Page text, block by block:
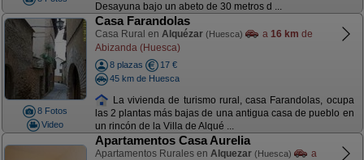
Desayuna bajo un abeto de 30 metros d ...
8 Fotos
Video
Casa Farandolas
Casa Rural en Alquézar (Huesca) a 16 km de
Abizanda (Huesca)
8 plazas
17 €
45 km de Huesca
La vivienda de turismo rural, casa Farandolas, ocupa
las 2 plantas más bajas de una antigua casa de pueblo en
un rincón de la Villa de Alqué ...
Apartamentos Casa Aurelia
Apartamentos Rurales en Alquezar (Huesca)
a